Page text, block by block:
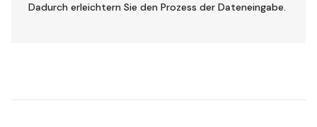
Dadurch erleichtern Sie den Prozess der Dateneingabe.